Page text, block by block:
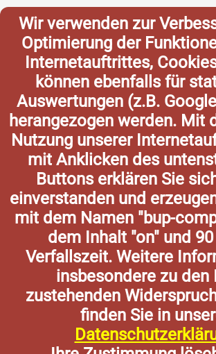
Wir verwenden zur
Optimierung der
Internetauftrittes,
können ebenfalls für
Auswertungen (z.B.
herangezogen werden. Mit
Nutzung unserer
mit Anklicken des
Buttons erklären Sie
einverstanden und
mit dem Namen "bup-
dem Inhalt "on" und
Verfallszeit. Weitere
insbesondere zu den
zustehenden
finden Sie in